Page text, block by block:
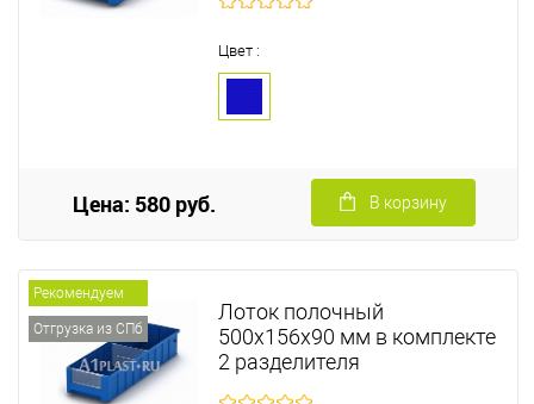
Цвет :
Цена: 580 руб. В корзину
Рекомендуем
Отгрузка из СПб
Лоток полочный
500х156х90 мм в комплекте
2 разделителя